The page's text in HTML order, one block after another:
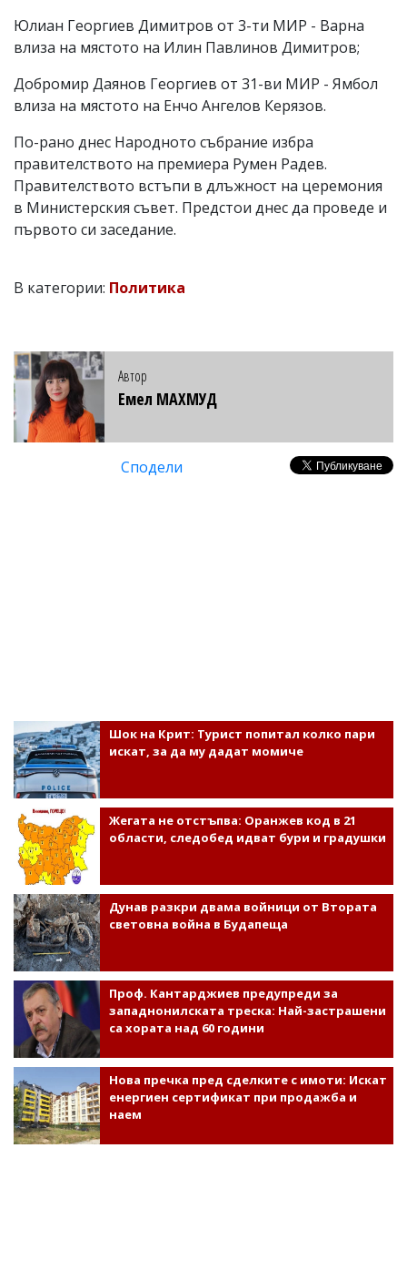
Юлиан Георгиев Димитров от 3-ти МИР - Варна
влиза на мястото на Илин Павлинов Димитров;
Добромир Даянов Георгиев от 31-ви МИР - Ямбол
влиза на мястото на Енчо Ангелов Керязов.
По-рано днес Народното събрание избра
правителството на премиера Румен Радев.
Правителството встъпи в длъжност на церемония
в Министерския съвет. Предстои днес да проведе и
първото си заседание.
В категории: Политика
Автор
Емел МАХМУД
Сподели
Шок на Крит: Турист попитал колко пари
искат, за да му дадат момиче
Жегата не отстъпва: Оранжев код в 21
области, следобед идват бури и градушки
Дунав разкри двама войници от Втората
световна война в Будапеща
Проф. Кантарджиев предупреди за
западнонилската треска: Най-застрашени
са хората над 60 години
Нова пречка пред сделките с имоти: Искат
енергиен сертификат при продажба и
наем